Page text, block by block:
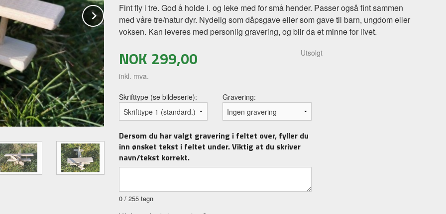
Imitert gravering, omtrent slik det blir ved gravering.
NextFint fly i tre. God å holde i. og leke med for små hender. Passer også fint sammen
med våre tre/natur dyr. Nydelig som dåpsgave eller som gave til barn, ungdom eller
voksen. Kan leveres med personlig gravering, og blir da et minne for livet.
NOK 299,00
inkl. mva.
Utsolgt
Skrifttype (se bildeserie): Gravering:
Dersom du har valgt gravering i feltet over, fyller du
inn ønsket tekst i feltet under. Viktig at du skriver
navn/tekst korrekt.
0 / 255 tegn